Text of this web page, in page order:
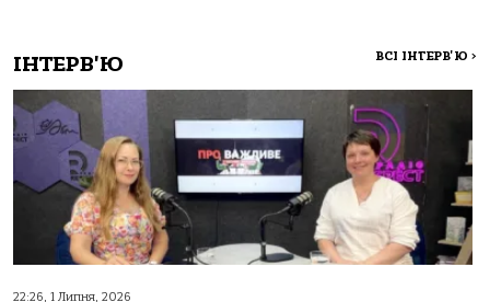
ІНТЕРВ'Ю ВСІ ІНТЕРВ'Ю >
22:26, 1 Липня, 2026